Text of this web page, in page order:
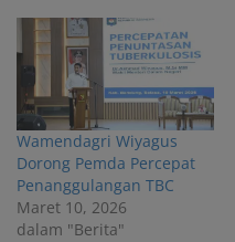
Wamendagri Wiyagus
Dorong Pemda Percepat
Penanggulangan TBC
Maret 10, 2026
dalam "Berita"